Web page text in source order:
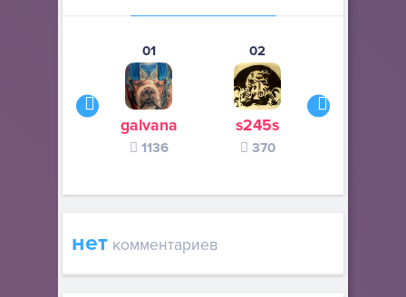
01
galvana
1136
02
s245s
370
нет комментариев